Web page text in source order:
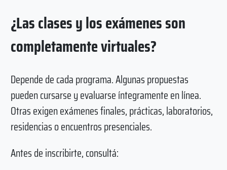
¿Las clases y los exámenes son
completamente virtuales?
Depende de cada programa. Algunas propuestas
pueden cursarse y evaluarse íntegramente en línea.
Otras exigen exámenes finales, prácticas, laboratorios,
residencias o encuentros presenciales.
Antes de inscribirte, consultá: